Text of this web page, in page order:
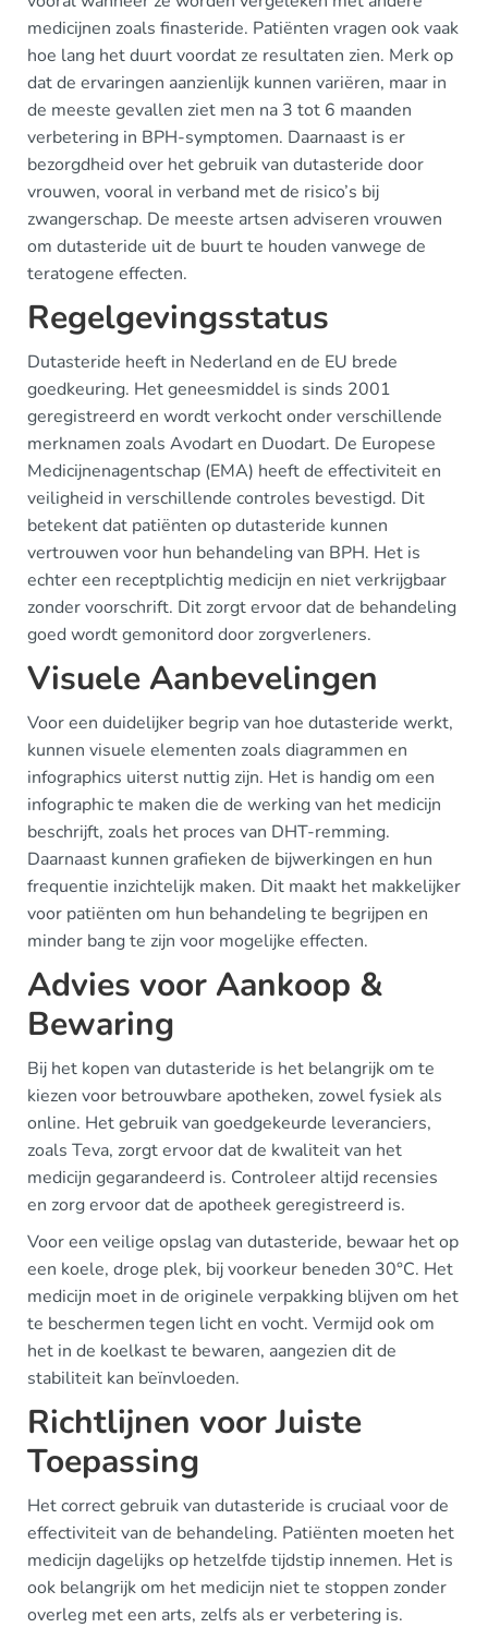
medicijnen zoals finasteride. Patiënten vragen ook vaak
hoe lang het duurt voordat ze resultaten zien. Merk op
dat de ervaringen aanzienlijk kunnen variëren, maar in
de meeste gevallen ziet men na 3 tot 6 maanden
verbetering in BPH-symptomen. Daarnaast is er
bezorgdheid over het gebruik van dutasteride door
vrouwen, vooral in verband met de risico’s bij
zwangerschap. De meeste artsen adviseren vrouwen
om dutasteride uit de buurt te houden vanwege de
teratogene effecten.
Regelgevingsstatus
Dutasteride heeft in Nederland en de EU brede
goedkeuring. Het geneesmiddel is sinds 2001
geregistreerd en wordt verkocht onder verschillende
merknamen zoals Avodart en Duodart. De Europese
Medicijnenagentschap (EMA) heeft de effectiviteit en
veiligheid in verschillende controles bevestigd. Dit
betekent dat patiënten op dutasteride kunnen
vertrouwen voor hun behandeling van BPH. Het is
echter een receptplichtig medicijn en niet verkrijgbaar
zonder voorschrift. Dit zorgt ervoor dat de behandeling
goed wordt gemonitord door zorgverleners.
Visuele Aanbevelingen
Voor een duidelijker begrip van hoe dutasteride werkt,
kunnen visuele elementen zoals diagrammen en
infographics uiterst nuttig zijn. Het is handig om een
infographic te maken die de werking van het medicijn
beschrijft, zoals het proces van DHT-remming.
Daarnaast kunnen grafieken de bijwerkingen en hun
frequentie inzichtelijk maken. Dit maakt het makkelijker
voor patiënten om hun behandeling te begrijpen en
minder bang te zijn voor mogelijke effecten.
Advies voor Aankoop &
Bewaring
Bij het kopen van dutasteride is het belangrijk om te
kiezen voor betrouwbare apotheken, zowel fysiek als
online. Het gebruik van goedgekeurde leveranciers,
zoals Teva, zorgt ervoor dat de kwaliteit van het
medicijn gegarandeerd is. Controleer altijd recensies
en zorg ervoor dat de apotheek geregistreerd is.
Voor een veilige opslag van dutasteride, bewaar het op
een koele, droge plek, bij voorkeur beneden 30°C. Het
medicijn moet in de originele verpakking blijven om het
te beschermen tegen licht en vocht. Vermijd ook om
het in de koelkast te bewaren, aangezien dit de
stabiliteit kan beïnvloeden.
Richtlijnen voor Juiste
Toepassing
Het correct gebruik van dutasteride is cruciaal voor de
effectiviteit van de behandeling. Patiënten moeten het
medicijn dagelijks op hetzelfde tijdstip innemen. Het is
ook belangrijk om het medicijn niet te stoppen zonder
overleg met een arts, zelfs als er verbetering is.